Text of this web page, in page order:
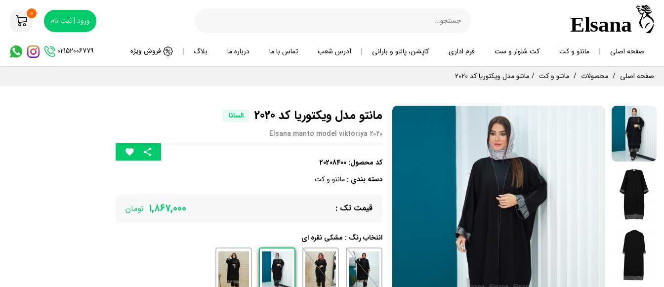
ورود | ثبت نام
0
صفحه اصلی مانتو و کت کت شلوار و ست فرم اداری کاپشن، پالتو و بارانی آدرس شعب تماس با ما درباره ما بلاگ فروش ویژه 02152006779
صفحه اصلی محصولات مانتو و کت مانتو مدل ویکتوریا کد 2020
مانتو مدل ویکتوریا کد 2020
السانا
Elsana manto model viktoriya 2020
کد محصول: 20208400
دسته بندی : مانتو و کت
قیمت تک : ۱,۸۶۷,۰۰۰ تومان
انتخاب رنگ : مشکی نقره ای